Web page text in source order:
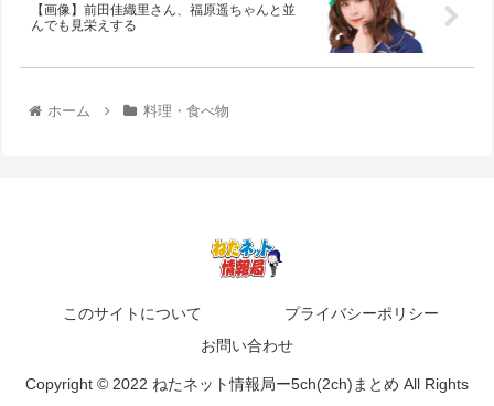
【画像】前田佳織里さん、福原遥ちゃんと並
んでも見栄えする
ホーム 料理・食べ物
このサイトについて
プライバシーポリシー
お問い合わせ
Copyright © 2022 ねたネット情報局ー5ch(2ch)まとめ All Rights